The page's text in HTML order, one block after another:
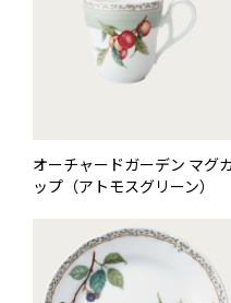
オーチャードガーデン マグカ
ップ（アトモスグリーン）